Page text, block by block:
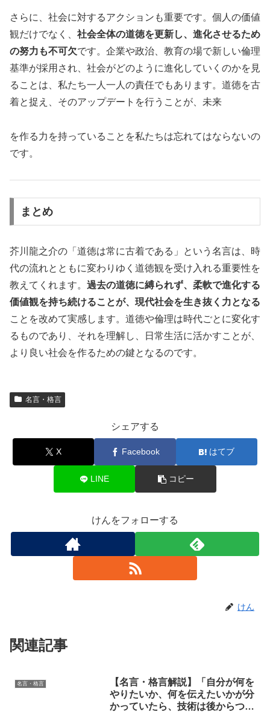
さらに、社会に対するアクションも重要です。個人の価値
観だけでなく、 社会全体の道徳を更新し、進化させるため
の努力も不可欠です。企業や政治、教育の場で新しい倫理
基準が採用され、社会がどのように進化していくのかを見
ることは、私たち一人一人の責任でもあります。道徳を古
着と捉え、そのアップデートを行うことが、未来
を作る力を持っていることを私たちは忘れてはならないの
です。
まとめ
芥川龍之介の「道徳は常に古着である」という名言は、時
代の流れとともに変わりゆく道徳観を受け入れる重要性を
教えてくれます。 過去の道徳に縛られず、柔軟で進化する
価値観を持ち続けることが、現代社会を生き抜く力となる
ことを改めて実感します。道徳や倫理は時代ごとに変化す
るものであり、それを理解し、日常生活に活かすことが、
より良い社会を作るための鍵となるのです。
名言・格言
シェアする
X Facebook はてブ
LINE コピー
けんをフォローする
けん
関連記事
名言・格言
【名言・格言解説】「自分が何を
やりたいか、何を伝えたいかが分
かっていたら、技術は後からつい